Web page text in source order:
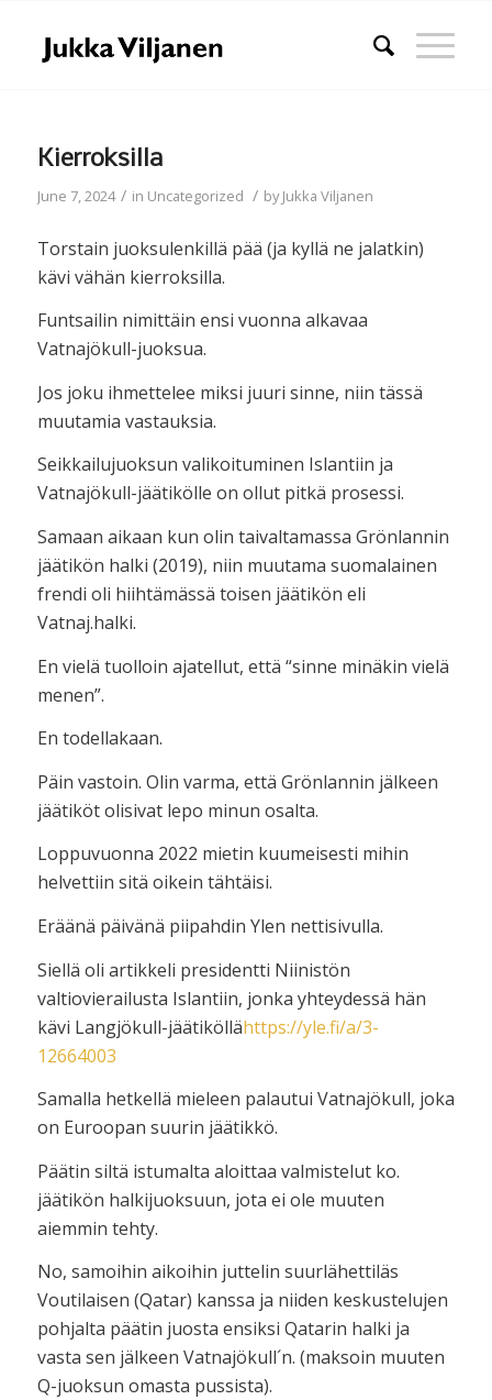
Kierroksilla
June 7, 2024 / in Uncategorized / byJukka Viljanen
Torstain juoksulenkillä pää (ja kyllä ne jalatkin)
kävi vähän kierroksilla.
Funtsailin nimittäin ensi vuonna alkavaa
Vatnajökull-juoksua.
Jos joku ihmettelee miksi juuri sinne, niin tässä
muutamia vastauksia.
Seikkailujuoksun valikoituminen Islantiin ja
Vatnajökull-jäätikölle on ollut pitkä prosessi.
Samaan aikaan kun olin taivaltamassa Grönlannin
jäätikön halki (2019), niin muutama suomalainen
frendi oli hiihtämässä toisen jäätikön eli
Vatnaj.halki.
En vielä tuolloin ajatellut, että “sinne minäkin vielä
menen”.
En todellakaan.
Päin vastoin. Olin varma, että Grönlannin jälkeen
jäätiköt olisivat lepo minun osalta.
Loppuvuonna 2022 mietin kuumeisesti mihin
helvettiin sitä oikein tähtäisi.
Eräänä päivänä piipahdin Ylen nettisivulla.
Siellä oli artikkeli presidentti Niinistön
valtiovierailusta Islantiin, jonka yhteydessä hän
kävi Langjökull-jäätiköllähttps://yle.fi/a/3-
12664003
Samalla hetkellä mieleen palautui Vatnajökull, joka
on Euroopan suurin jäätikkö.
Päätin siltä istumalta aloittaa valmistelut ko.
jäätikön halkijuoksuun, jota ei ole muuten
aiemmin tehty.
No, samoihin aikoihin juttelin suurlähettiläs
Voutilaisen (Qatar) kanssa ja niiden keskustelujen
pohjalta päätin juosta ensiksi Qatarin halki ja
vasta sen jälkeen Vatnajökull´n. (maksoin muuten
Q-juoksun omasta pussista).